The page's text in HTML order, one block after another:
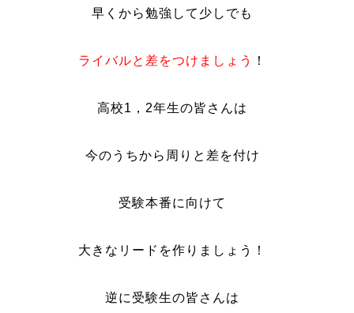
早くから勉強して少しでも
ライバルと差をつけましょう ！
高校1，2年生の皆さんは
今のうちから周りと差を付け
受験本番に向けて
大きなリードを作りましょう！
逆に受験生の皆さんは